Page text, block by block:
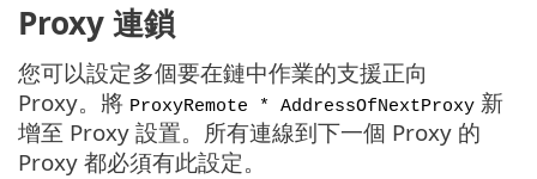
Proxy 連鎖
您可以設定多個要在鏈中作業的支援正向
Proxy。將 ProxyRemote * AddressOfNextProxy 新
增至 Proxy 設置。所有連線到下一個 Proxy 的
Proxy 都必須有此設定。